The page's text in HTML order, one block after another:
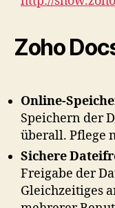
Zoho
Online-
Speichern der
überall. Pflege
Sichere
Freigabe der
Gleichzeitiges